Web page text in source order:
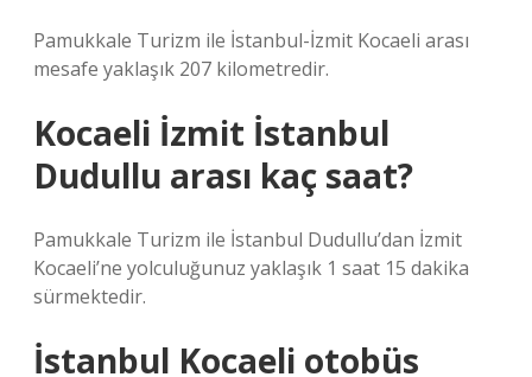
Pamukkale Turizm ile İstanbul-İzmit Kocaeli arası
mesafe yaklaşık 207 kilometredir.
Kocaeli İzmit İstanbul
Dudullu arası kaç saat?
Pamukkale Turizm ile İstanbul Dudullu’dan İzmit
Kocaeli’ne yolculuğunuz yaklaşık 1 saat 15 dakika
sürmektedir.
İstanbul Kocaeli otobüs